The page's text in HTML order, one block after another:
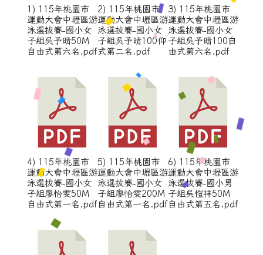
1) 115年桃園市
運動大會中壢區游
泳選拔賽-國小女
子組吳予晴50M
自由式第六名.pdf
2) 115年桃園市
運動大會中壢區游
泳選拔賽-國小女
子組吳予晴100仰
式第二名.pdf
3) 115年桃園市
運動大會中壢區游
泳選拔賽-國小女
子組吳予晴100自
由式第六名.pdf
4) 115年桃園市
運動大會中壢區游
泳選拔賽-國小女
子組廖怡雯50M
自由式第一名.pdf
5) 115年桃園市
運動大會中壢區游
泳選拔賽-國小女
子組廖怡雯200M
自由式第一名.pdf
6) 115年桃園市
運動大會中壢區游
泳選拔賽-國小男
子組吳愷祥50M
自由式第五名.pdf